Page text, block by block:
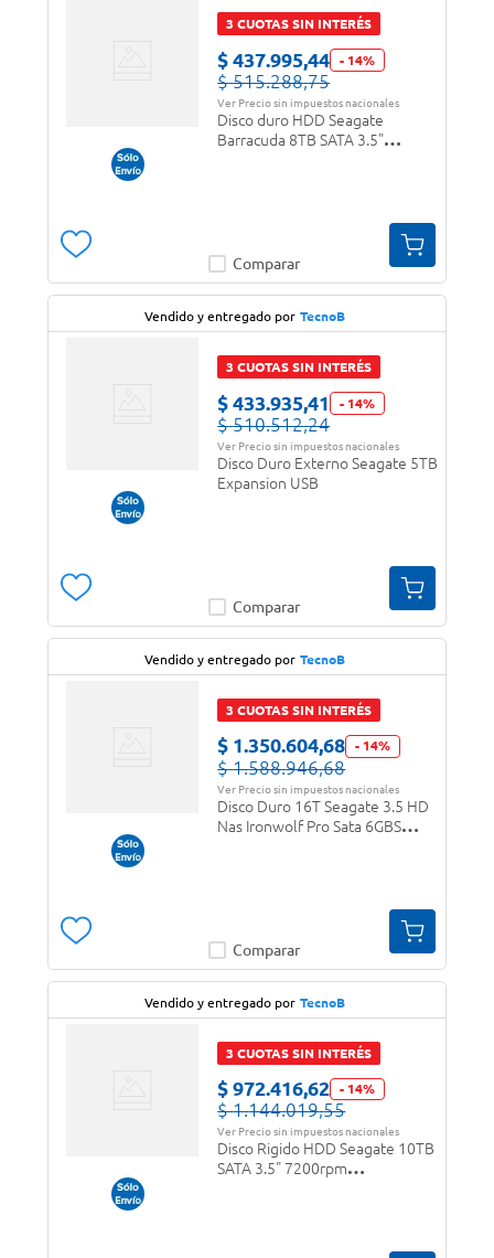
3 CUOTAS SIN INTERÉS
$ 437.995,44 - 14%
$ 515.288,75
Ver Precio sin impuestos nacionales
Disco duro HDD Seagate
Barracuda 8TB SATA 3.5"
Comparar
Vendido y entregado por TecnoB
3 CUOTAS SIN INTERÉS
$ 433.935,41 - 14%
$ 510.512,24
Ver Precio sin impuestos nacionales
Disco Duro Externo Seagate 5TB
Expansion USB
Comparar
Vendido y entregado por TecnoB
3 CUOTAS SIN INTERÉS
$ 1.350.604,68 - 14%
$ 1.588.946,68
Ver Precio sin impuestos nacionales
Disco Duro 16T Seagate 3.5 HD
Nas Ironwolf Pro Sata 6GBS
Comparar
Vendido y entregado por TecnoB
3 CUOTAS SIN INTERÉS
$ 972.416,62 - 14%
$ 1.144.019,55
Ver Precio sin impuestos nacionales
Disco Rigido HDD Seagate 10TB
SATA 3.5" 7200rpm